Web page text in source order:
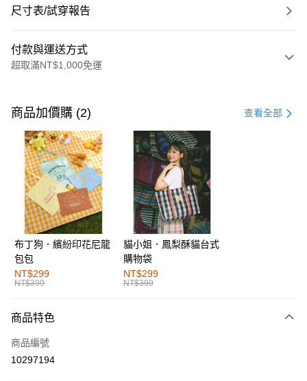
尺寸表/試穿報告
付款與運送方式
超取滿NT$1,000免運
信用卡一次付款
購物金
超商取貨付款
LINE Pay
街口支付
運送方式
全家取貨付款
每筆NT$60，滿NT$1,000(含以上)免運費
付款後全家取貨
萊爾富取貨付款
商品加價購 (2) 查看全部
布丁狗．繽紛印花尼龍
包包
NT$299
NT$399
貓小姐．鳳梨酥貓台式
購物袋
NT$299
NT$399
商品特色
商品編號
10297194